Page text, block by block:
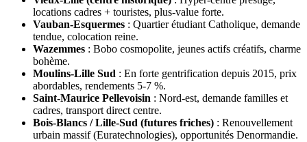
locations cadres + touristes, plus-value forte.
Vauban-Esquermes : Quartier étudiant Catholique, demande
tendue, colocation reine.
Wazemmes : Bobo cosmopolite, jeunes actifs créatifs, charme
bohème.
Moulins-Lille Sud : En forte gentrification depuis 2015, prix
abordables, rendements 5-7 %.
Saint-Maurice Pellevoisin : Nord-est, demande familles et
cadres, transport direct centre.
Bois-Blancs / Lille-Sud (futures friches) : Renouvellement
urbain massif (Euratechnologies), opportunités Denormandie.